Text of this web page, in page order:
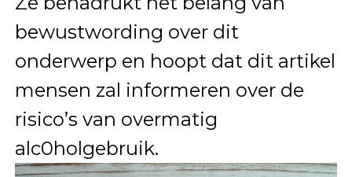
bewustwording over dit
onderwerp en hoopt dat dit artikel
mensen zal informeren over de
risico’s van overmatig
alc0holgebruik.